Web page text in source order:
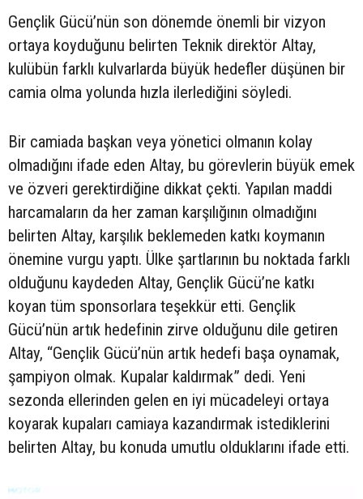
Gençlik Gücü’nün son dönemde önemli bir vizyon
ortaya koyduğunu belirten Teknik direktör Altay,
kulübün farklı kulvarlarda büyük hedefler düşünen bir
camia olma yolunda hızla ilerlediğini söyledi.
Bir camiada başkan veya yönetici olmanın kolay
olmadığını ifade eden Altay, bu görevlerin büyük emek
ve özveri gerektirdiğine dikkat çekti. Yapılan maddi
harcamaların da her zaman karşılığının olmadığını
belirten Altay, karşılık beklemeden katkı koymanın
önemine vurgu yaptı. Ülke şartlarının bu noktada farklı
olduğunu kaydeden Altay, Gençlik Gücü’ne katkı
koyan tüm sponsorlara teşekkür etti. Gençlik
Gücü’nün artık hedefinin zirve olduğunu dile getiren
Altay, “Gençlik Gücü’nün artık hedefi başa oynamak,
şampiyon olmak. Kupalar kaldırmak” dedi. Yeni
sezonda ellerinden gelen en iyi mücadeleyi ortaya
koyarak kupaları camiaya kazandırmak istediklerini
belirten Altay, bu konuda umutlu olduklarını ifade etti.